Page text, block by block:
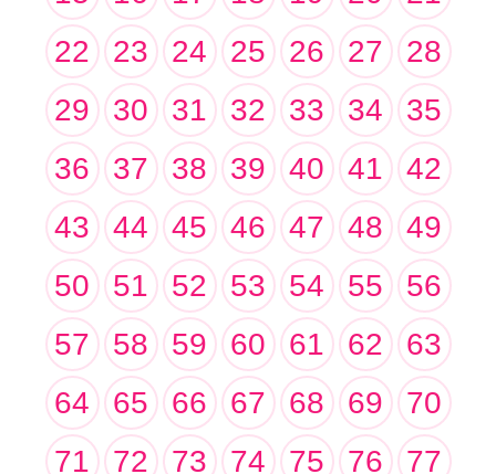
22
23 24 25 26 27
28
29
30 31 32 33 34
35
36
37 38 39 40 41
42
43
44 45 46 47 48
49
50
51 52 53 54 55
56
57
58 59 60 61 62
63
64
65 66 67 68 69
70
71
72 73 74 75 76
77